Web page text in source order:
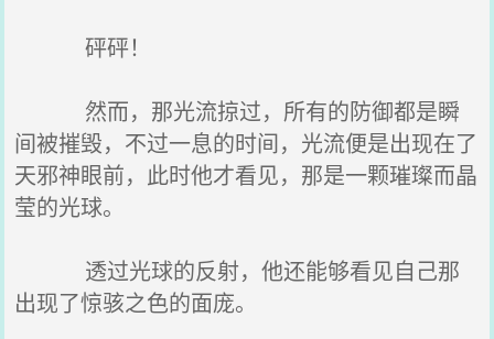
砰砰！
然而，那光流掠过，所有的防御都是瞬
间被摧毁，不过一息的时间，光流便是出现在了
天邪神眼前，此时他才看见，那是一颗璀璨而晶
莹的光球。
透过光球的反射，他还能够看见自己那
出现了惊骇之色的面庞。